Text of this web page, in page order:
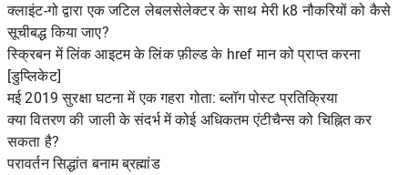
क्लाइंट-गो द्वारा एक जटिल लेबलसेलेक्टर के साथ मेरी k8 नौकरियों को कैसे
सूचीबद्ध किया जाए?
स्क्रिबन में लिंक आइटम के लिंक फ़ील्ड के href मान को प्राप्त करना
[डुप्लिकेट]
मई 2019 सुरक्षा घटना में एक गहरा गोता: ब्लॉग पोस्ट प्रतिक्रिया
क्या वितरण की जाली के संदर्भ में कोई अधिकतम एंटीचैन्स को चिह्नित कर
सकता है?
परावर्तन सिद्धांत बनाम ब्रह्मांड